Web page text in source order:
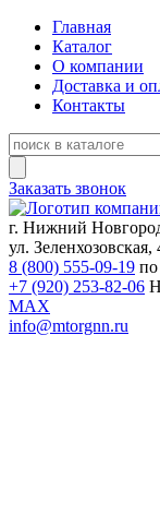
Главная
Каталог
О компании
Доставка и
Контакты
Заказать звонок
г. Нижний
ул.
8 (800) 555-09-19
+7 (920) 253-82-06
MAX
info@mtorgnn.ru